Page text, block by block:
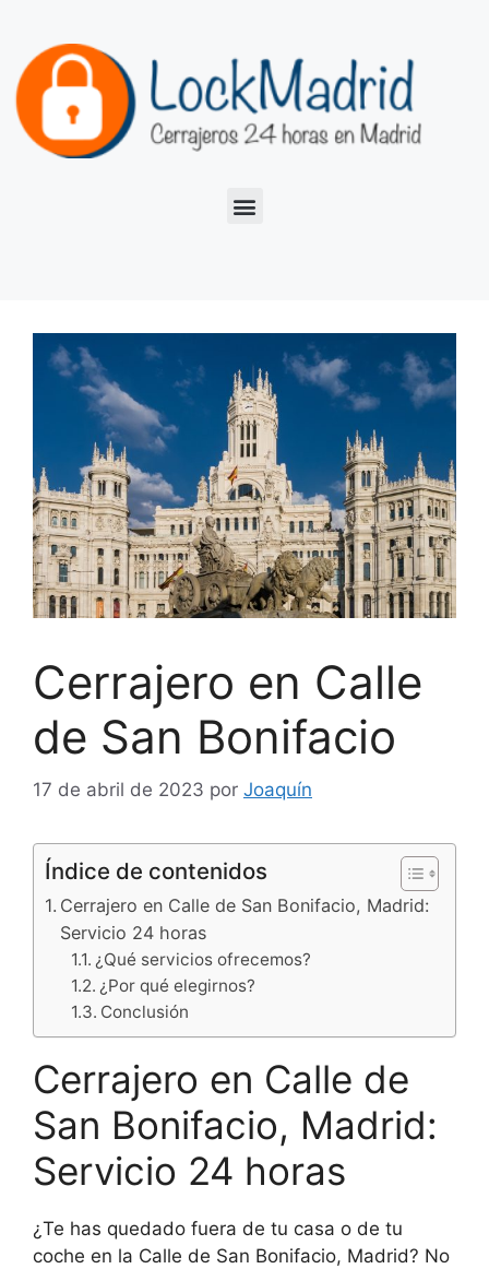
Cerrajero en Calle
de San Bonifacio
17 de abril de 2023 por Joaquín
Índice de contenidos
Cerrajero en Calle de San Bonifacio, Madrid:
Servicio 24 horas
¿Qué servicios ofrecemos?
¿Por qué elegirnos?
Conclusión
Cerrajero en Calle de
San Bonifacio, Madrid:
Servicio 24 horas
¿Te has quedado fuera de tu casa o de tu
coche en la Calle de San Bonifacio, Madrid? No